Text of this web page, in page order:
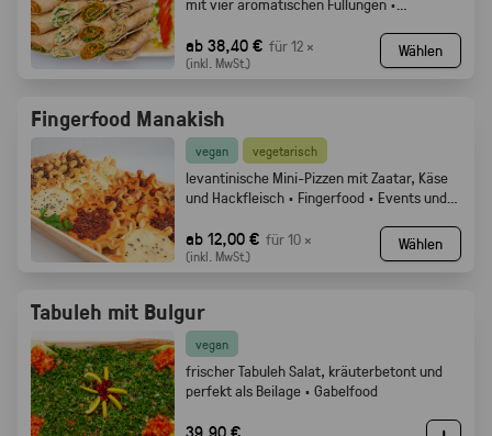
ab 38,40 € für 12 ×
(inkl. MwSt.)
Wählen
Fingerfood Manakish
vegan vegetarisch
levantinische Mini-Pizzen mit Zaatar, Käse
und Hackfleisch · Fingerfood · Events und
ab 12,00 € für 10 ×
(inkl. MwSt.)
Wählen
Tabuleh mit Bulgur
vegan
frischer Tabuleh Salat, kräuterbetont und
perfekt als Beilage · Gabelfood
39,90 €